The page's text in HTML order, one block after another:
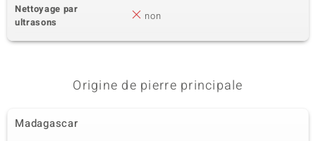
Nettoyage par
ultrasons
non
Origine de pierre principale
Madagascar